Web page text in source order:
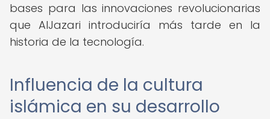
bases para las innovaciones revolucionarias
que AlJazari introduciría más tarde en la
historia de la tecnología.
Influencia de la cultura
islámica en su desarrollo